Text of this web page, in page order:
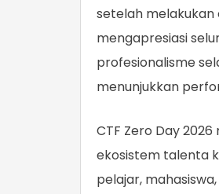
setelah melakukan
mengapresiasi
profesionalisme
menunjukkan
CTF Zero Day
ekosistem talenta
pelajar,